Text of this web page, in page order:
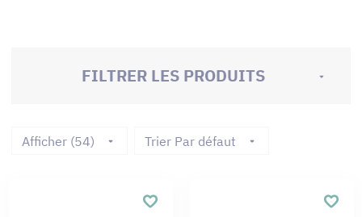
FILTRER LES PRODUITS
Afficher (54) Trier Par défaut